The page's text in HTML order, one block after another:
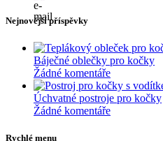
Nejnovější příspěvky
Báječné oblečky pro kočky
Žádné komentáře
Úchvatné postroje pro kočky
Žádné komentáře
Rychlé menu